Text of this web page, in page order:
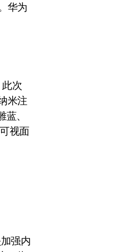
华为
次
米注
、
视面
强内